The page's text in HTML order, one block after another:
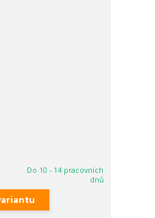
Do 10 - 14 pracovních
dnů